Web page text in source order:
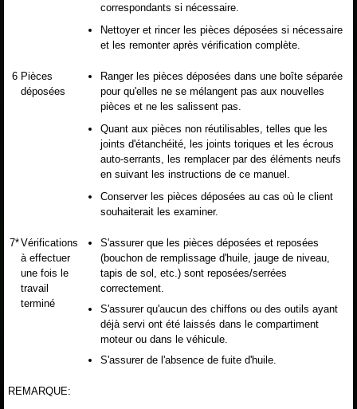
correspondants si nécessaire.
Nettoyer et rincer les pièces déposées si nécessaire
et les remonter après vérification complète.
6 Pièces
déposées
Ranger les pièces déposées dans une boîte séparée
pour qu'elles ne se mélangent pas aux nouvelles
pièces et ne les salissent pas.
Quant aux pièces non réutilisables, telles que les
joints d'étanchéité, les joints toriques et les écrous
auto-serrants, les remplacer par des éléments neufs
en suivant les instructions de ce manuel.
Conserver les pièces déposées au cas où le client
souhaiterait les examiner.
7*Vérifications
à effectuer
une fois le
travail
terminé
S'assurer que les pièces déposées et reposées
(bouchon de remplissage d'huile, jauge de niveau,
tapis de sol, etc.) sont reposées/serrées
correctement.
S'assurer qu'aucun des chiffons ou des outils ayant
déjà servi ont été laissés dans le compartiment
moteur ou dans le véhicule.
S'assurer de l'absence de fuite d'huile.
REMARQUE: